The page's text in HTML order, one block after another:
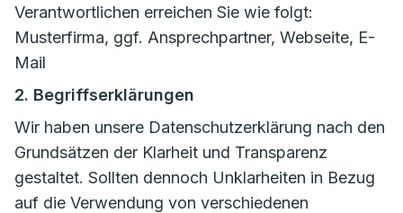
Verantwortlichen erreichen Sie wie folgt:
Musterfirma, ggf. Ansprechpartner, Webseite, E-
Mail
2. Begriffserklärungen
Wir haben unsere Datenschutzerklärung nach den
Grundsätzen der Klarheit und Transparenz
gestaltet. Sollten dennoch Unklarheiten in Bezug
auf die Verwendung von verschiedenen